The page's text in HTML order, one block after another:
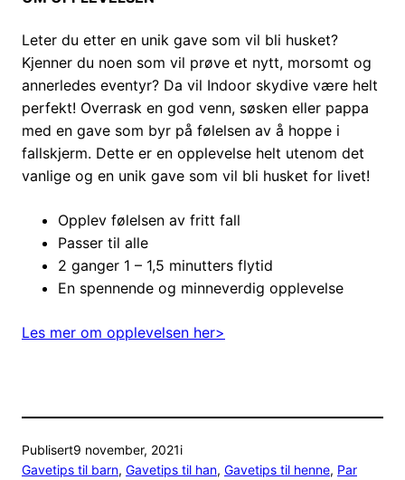
Leter du etter en unik gave som vil bli husket?
Kjenner du noen som vil prøve et nytt, morsomt og
annerledes eventyr? Da vil Indoor skydive være helt
perfekt! Overrask en god venn, søsken eller pappa
med en gave som byr på følelsen av å hoppe i
fallskjerm. Dette er en opplevelse helt utenom det
vanlige og en unik gave som vil bli husket for livet!
Opplev følelsen av fritt fall
Passer til alle
2 ganger 1 – 1,5 minutters flytid
En spennende og minneverdig opplevelse
Les mer om opplevelsen her>
Publisert9 november, 2021i
Gavetips til barn, Gavetips til han, Gavetips til henne, Par